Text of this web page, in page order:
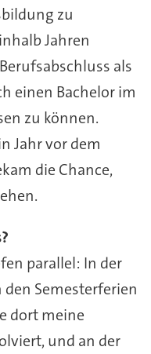
zu
Jahren
als
einen Bachelor im
zu können.
Jahr vor dem
die Chance,
parallel: In der
Semesterferien
dort meine
und an der